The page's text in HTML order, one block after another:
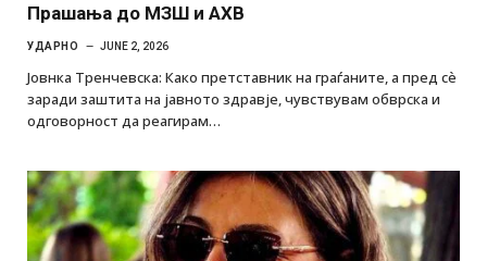
Прашања до МЗШ и АХВ
УДАРНО JUNE 2, 2026
Јовнка Тренчевска: Како претставник на граѓаните, а пред сѐ
заради заштита на јавното здравје, чувствувам обврска и
одговорност да реагирам…